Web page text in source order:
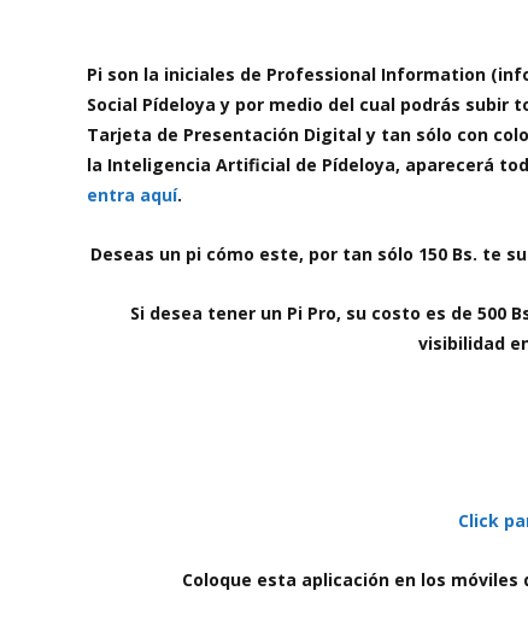
Pi son la iniciales de Professional Information
Social Pídeloya y por medio del cual podrás
Tarjeta de Presentación Digital y tan sólo con
la Inteligencia Artificial de Pídeloya, aparecerá
entra aquí.
Deseas un pi cómo este, por tan sólo 150 Bs. te
Si desea tener un Pi Pro, su costo es de
visibilidad
Click
Coloque esta aplicación en los